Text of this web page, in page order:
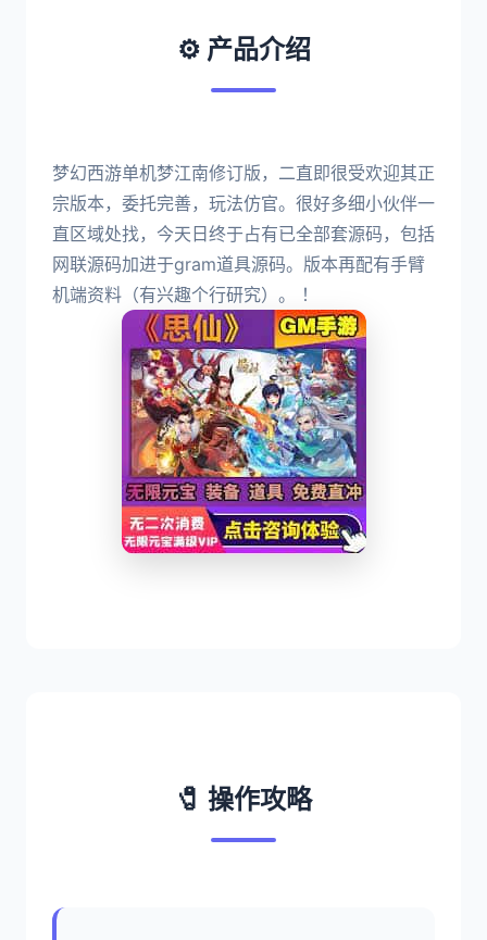
⚙️ 产品介绍
梦幻西游单机梦江南修订版，二直即很受欢迎其正
宗版本，委托完善，玩法仿官。很好多细小伙伴一
直区域处找，今天日终于占有已全部套源码，包括
网联源码加进于gram道具源码。版本再配有手臂
机端资料（有兴趣个行研究）。 ！
🧷 操作攻略